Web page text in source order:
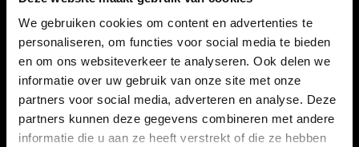
We gebruiken cookies om content en advertenties te
personaliseren, om functies voor social media te bieden
en om ons websiteverkeer te analyseren. Ook delen we
informatie over uw gebruik van onze site met onze
partners voor social media, adverteren en analyse. Deze
partners kunnen deze gegevens combineren met andere
informatie die u aan ze heeft verstrekt of die ze hebben
heerlijk zacht doordat er 38% katoen in zit.
Gewicht – 800 gram
Materiaal: Acryl, Katoen, Polyester
Wasadvies : wasmachine 30ºC
5% korting...